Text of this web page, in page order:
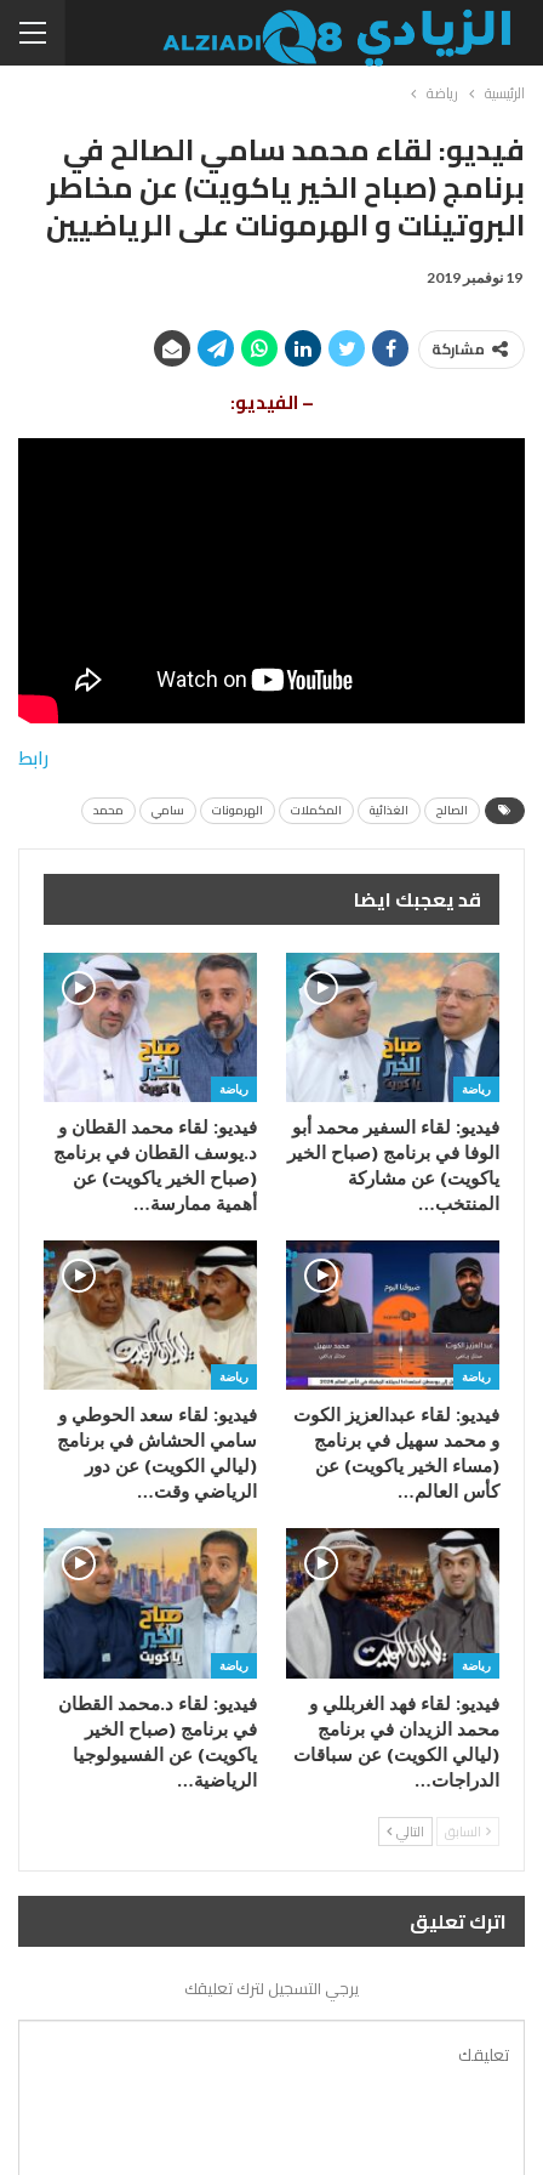
الرئيسية رياضة
فيديو: لقاء محمد سامي الصالح في
برنامج (صباح الخير ياكويت) عن مخاطر
البروتينات و الهرمونات على الرياضيين
19 نوفمبر 2019
مشاركة
– الفيديو:
رابط
الصالح الغذائية المكملات الهرمونات سامي محمد
قد يعجبك ايضا
رياضة
فيديو: لقاء السفير محمد أبو
الوفا في برنامج (صباح الخير
ياكويت) عن مشاركة
المنتخب…
رياضة
فيديو: لقاء محمد القطان و
د.يوسف القطان في برنامج
(صباح الخير ياكويت) عن
أهمية ممارسة…
رياضة
فيديو: لقاء عبدالعزيز الكوت
و محمد سهيل في برنامج
(مساء الخير ياكويت) عن
كأس العالم…
رياضة
فيديو: لقاء سعد الحوطي و
سامي الحشاش في برنامج
(ليالي الكويت) عن دور
الرياضي وقت…
رياضة
فيديو: لقاء فهد الغربللي و
محمد الزيدان في برنامج
(ليالي الكويت) عن سباقات
الدراجات…
رياضة
فيديو: لقاء د.محمد القطان
في برنامج (صباح الخير
ياكويت) عن الفسيولوجيا
الرياضية…
السابق التالي
اترك تعليق
يرجي التسجيل لترك تعليقك